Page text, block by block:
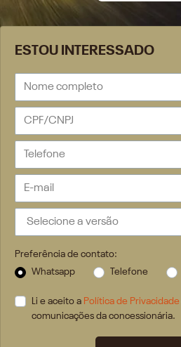
ESTOU INTERESSADO
Preferência de contato:
Whatsapp
Telefone
Li e aceito a Política de Privacidade
comunicações da concessionária.